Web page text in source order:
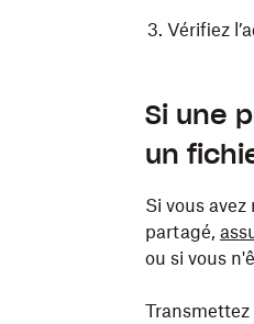
Vérifiez
Ouvrez
Vérifiez
Web :
Double-
Web
Cliquez
menu
Vérifiez
Si une
un
Si vous
partagé,
ou si vous
Transmettez